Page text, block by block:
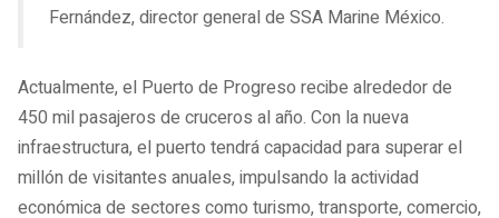
Fernández, director general de SSA Marine México.
Actualmente, el Puerto de Progreso recibe alrededor de
450 mil pasajeros de cruceros al año. Con la nueva
infraestructura, el puerto tendrá capacidad para superar el
millón de visitantes anuales, impulsando la actividad
económica de sectores como turismo, transporte, comercio,